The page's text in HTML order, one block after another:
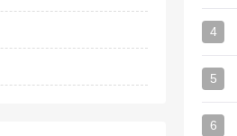
4
5
6